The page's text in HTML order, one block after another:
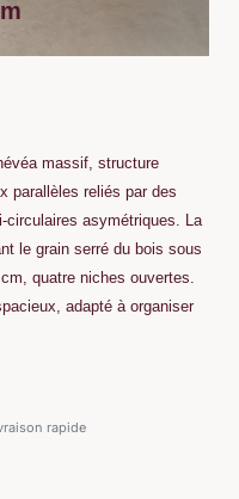
massif, structure
parallèles reliés par des
asymétriques. La
le grain serré du bois sous
quatre niches ouvertes.
adapté à organiser
rapide